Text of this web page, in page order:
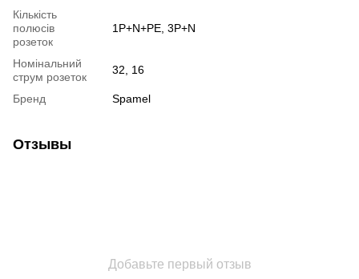
Кількість
полюсів
розеток
1P+N+PE, 3P+N
Номінальний
струм розеток
32, 16
Бренд Spamel
Отзывы
Добавьте первый отзыв